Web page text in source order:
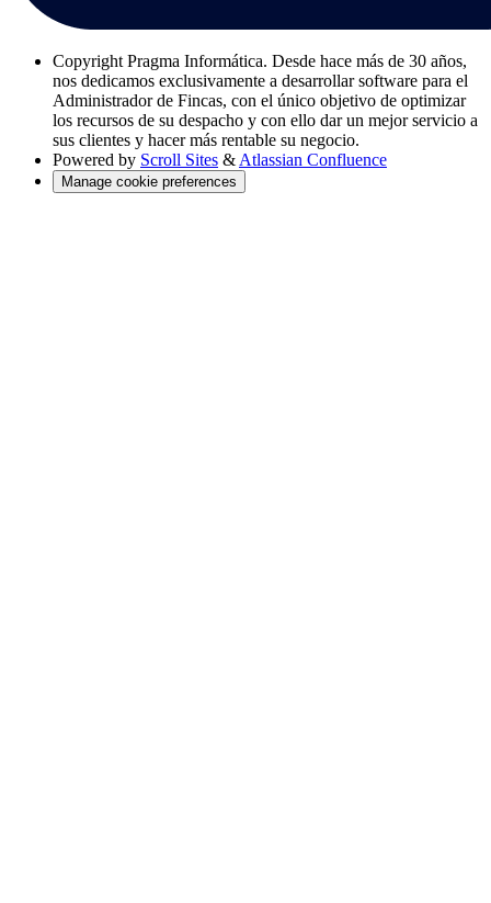
Copyright Pragma Informática. Desde hace más de 30 años,
nos dedicamos exclusivamente a desarrollar software para el
Administrador de Fincas, con el único objetivo de optimizar
los recursos de su despacho y con ello dar un mejor servicio a
sus clientes y hacer más rentable su negocio.
Powered by Scroll Sites & Atlassian Confluence
Manage cookie preferences